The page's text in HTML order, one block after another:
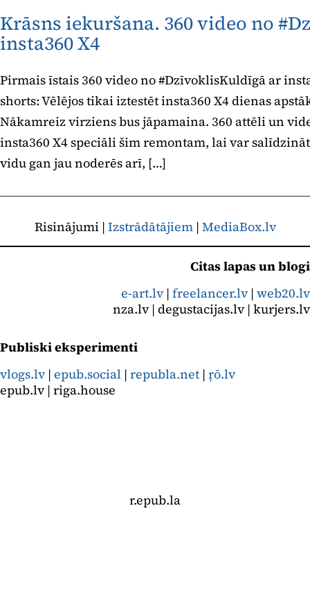
Krāsns iekuršana. 360 video no
insta360 X4
Pirmais īstais 360 video no #DzīvoklisKuldīgā ar
shorts: Vēlējos tikai iztestēt insta360 X4 dienas
Nākamreiz virziens bus jāpamaina. 360 attēli un
insta360 X4 speciāli šim remontam, lai var
vidu gan jau noderēs arī, […]
Risinājumi | Izstrādātājiem| MediaBox.lv
Citas lapas un blogi
e-art.lv | freelancer.lv | web20.lv
nza.lv | degustacijas.lv | kurjers.lv
Publiski eksperimenti
vlogs.lv | epub.social | republa.net | ŗō.lv
epub.lv | riga.house
r.epub.la